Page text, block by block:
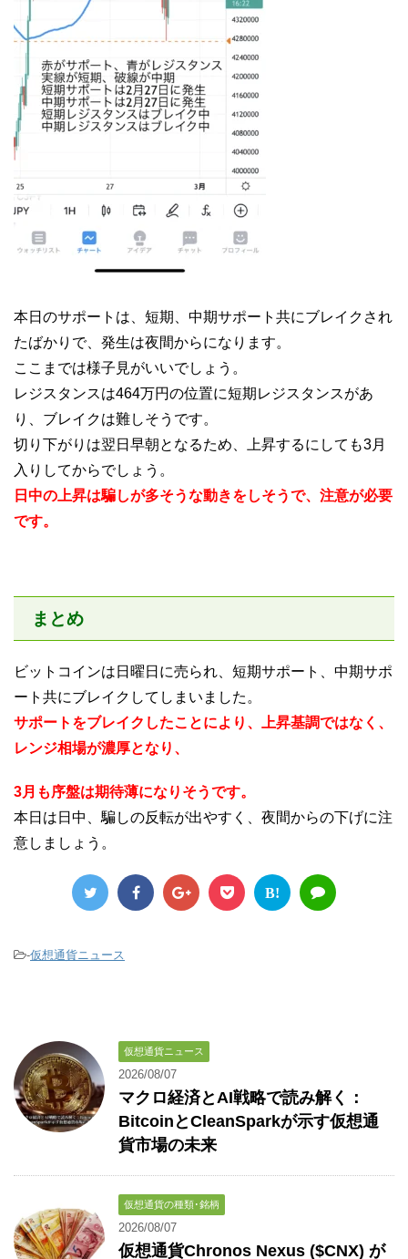
本日のサポートは、短期、中期サポート共にブレイクされ
たばかりで、発生は夜間からになります。
ここまでは様子見がいいでしょう。
レジスタンスは464万円の位置に短期レジスタンスがあ
り、ブレイクは難しそうです。
切り下がりは翌日早朝となるため、上昇するにしても3月
入りしてからでしょう。
日中の上昇は騙しが多そうな動きをしそうで、注意が必要
です。
まとめ
ビットコインは日曜日に売られ、短期サポート、中期サポ
ート共にブレイクしてしまいました。
サポートをブレイクしたことにより、上昇基調ではなく、
レンジ相場が濃厚となり、
3月も序盤は期待薄になりそうです。
本日は日中、騙しの反転が出やすく、夜間からの下げに注
意しましょう。
B!
-仮想通貨ニュース
仮想通貨ニュース
2026/08/07
マクロ経済とAI戦略で読み解く：
BitcoinとCleanSparkが示す仮想通
貨市場の未来
仮想通貨の種類･銘柄
2026/08/07
仮想通貨Chronos Nexus ($CNX) が